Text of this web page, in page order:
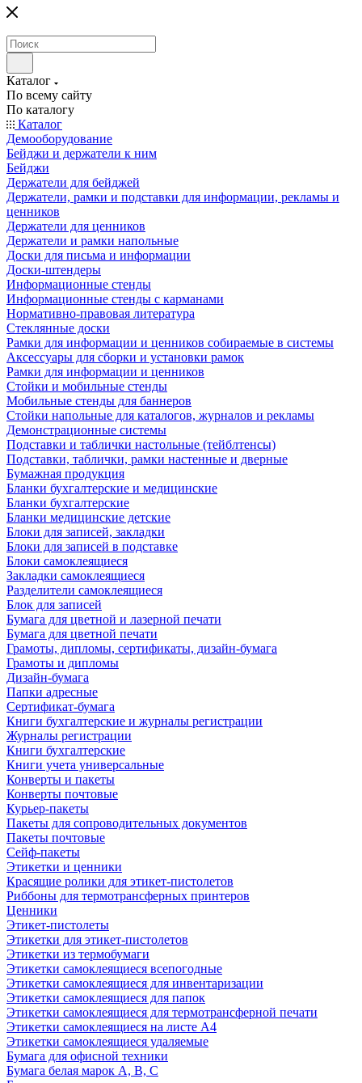
Каталог
По всему сайту
По каталогу
Каталог
Демооборудование
Бейджи и держатели к ним
Бейджи
Держатели для бейджей
Держатели, рамки и подставки для информации, рекламы и
ценников
Держатели для ценников
Держатели и рамки напольные
Доски для письма и информации
Доски-штендеры
Информационные стенды
Информационные стенды с карманами
Нормативно-правовая литература
Стеклянные доски
Рамки для информации и ценников собираемые в системы
Аксессуары для сборки и установки рамок
Рамки для информации и ценников
Стойки и мобильные стенды
Мобильные стенды для баннеров
Стойки напольные для каталогов, журналов и рекламы
Демонстрационные системы
Подставки и таблички настольные (тейблтенсы)
Подставки, таблички, рамки настенные и дверные
Бумажная продукция
Бланки бухгалтерские и медицинские
Бланки бухгалтерские
Бланки медицинские детские
Блоки для записей, закладки
Блоки для записей в подставке
Блоки самоклеящиеся
Закладки самоклеящиеся
Разделители самоклеящиеся
Блок для записей
Бумага для цветной и лазерной печати
Бумага для цветной печати
Грамоты, дипломы, сертификаты, дизайн-бумага
Грамоты и дипломы
Дизайн-бумага
Папки адресные
Сертификат-бумага
Книги бухгалтерские и журналы регистрации
Журналы регистрации
Книги бухгалтерские
Книги учета универсальные
Конверты и пакеты
Конверты почтовые
Курьер-пакеты
Пакеты для сопроводительных документов
Пакеты почтовые
Сейф-пакеты
Этикетки и ценники
Красящие ролики для этикет-пистолетов
Риббоны для термотрансферных принтеров
Ценники
Этикет-пистолеты
Этикетки для этикет-пистолетов
Этикетки из термобумаги
Этикетки самоклеящиеся всепогодные
Этикетки самоклеящиеся для инвентаризации
Этикетки самоклеящиеся для папок
Этикетки самоклеящиеся для термотрансферной печати
Этикетки самоклеящиеся на листе А4
Этикетки самоклеящиеся удаляемые
Бумага для офисной техники
Бумага белая марок А, В, С